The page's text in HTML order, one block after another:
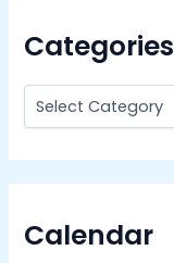
Categories
Calendar